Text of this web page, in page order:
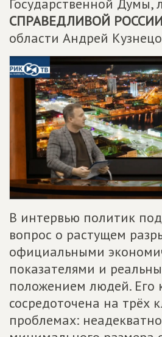
Государственной Думы,
СПРАВЕДЛИВОЙ РОССИИ
области Андрей
В интервью политик
вопрос о растущем
официальными
показателями и
положением людей. Его
сосредоточена на трёх
проблемах: